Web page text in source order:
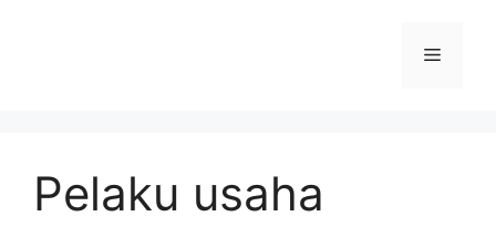
Menu
Pelaku usaha